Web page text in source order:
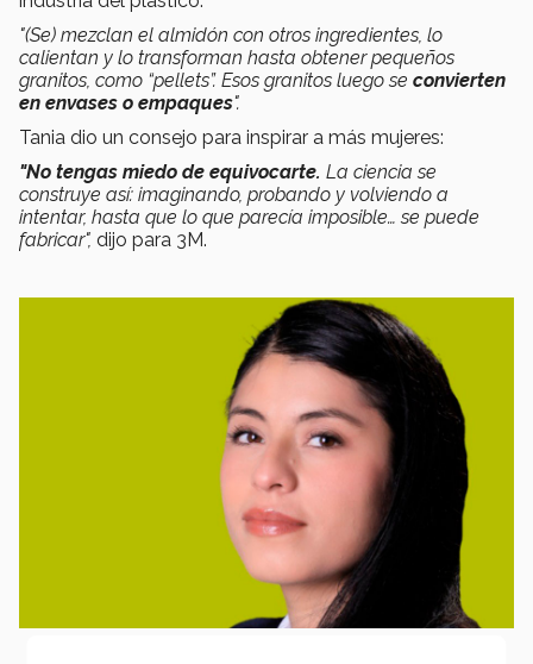
"(Se) mezclan el almidón con otros ingredientes, lo
calientan y lo transforman hasta obtener pequeños
granitos, como “pellets”. Esos granitos luego se convierten
en envases o empaques".
Tania dio un consejo para inspirar a más mujeres:
"No tengas miedo de equivocarte. La ciencia se
construye así: imaginando, probando y volviendo a
intentar, hasta que lo que parecía imposible… se puede
fabricar", dijo para 3M.